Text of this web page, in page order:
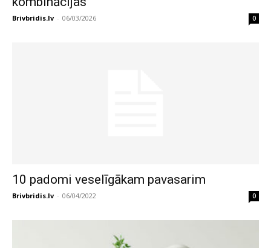
Brivbridis.lv - 06/03/2026 0
10 padomi veselīgākam pavasarim
Brivbridis.lv - 06/04/2022 0